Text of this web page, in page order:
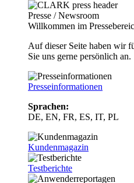
Presse / Newsroom
Willkommen im
Auf dieser Seite haben wir
Sie uns gerne persönlich an.
Presseinformationen
Sprachen:
DE, EN, FR, ES, IT, PL
Kundenmagazin
Testberichte